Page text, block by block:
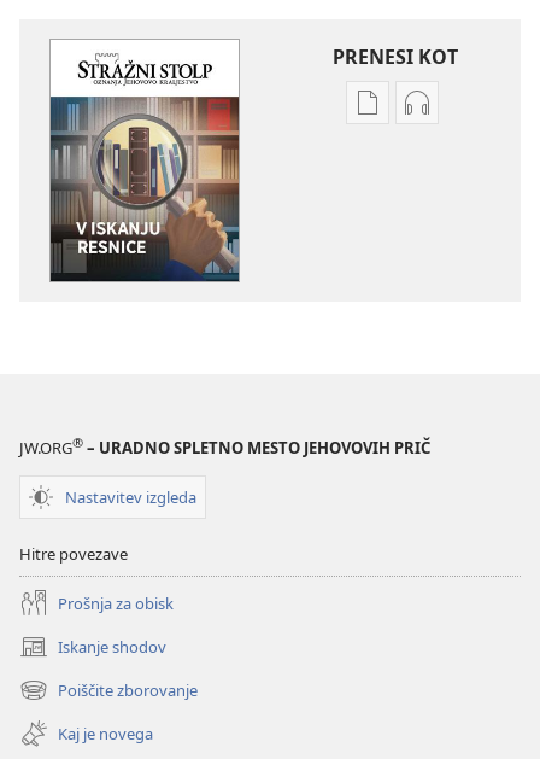
PRENESI KOT
MožnostiMožnosti
JW.ORG® – URADNO SPLETNO MESTO JEHOVOVIH PRIČ
Nastavitev izgleda
Hitre povezave
Prošnja za obisk
Iskanje shodov
(odpre
novo
okno)
Poiščite zborovanje
(odpre
novo
okno)
Kaj je novega